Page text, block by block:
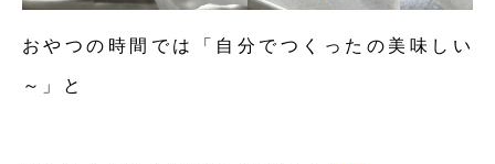
おやつの時間では「自分でつくったの美味しい
～」と